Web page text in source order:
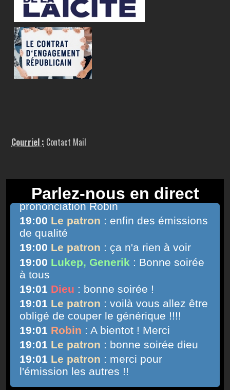
Courriel : Contact Mail